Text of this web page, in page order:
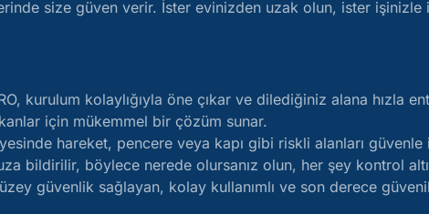
size güven verir. İster evinizden uzak olun, ister
kurulum kolaylığıyla öne çıkar ve dilediğiniz alana hızla
için mükemmel bir çözüm sunar.
hareket, pencere veya kapı gibi riskli alanları güvenle
bildirilir, böylece nerede olursanız olun, her şey kontrol
güvenlik sağlayan, kolay kullanımlı ve son derece